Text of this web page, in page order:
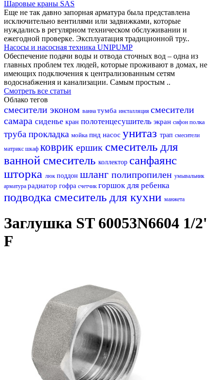
Шаровые краны SAS
Еще не так давно запорная арматура была представлена
исключительно вентилями или задвижками, которые
нуждались в регулярном техническом обслуживании и
ежегодной проверке. Эксплуатация традиционной тру..
Насосы и насосная техника UNIPUMP
Обеспечение подачи воды и отвода сточных вод – одна из
главных проблем тех людей, которые проживают в домах, не
имеющих подключения к централизованным сетям
водоснабжения и канализации. Самым простым ..
Смотреть все статьи
Облако тегов
смесители эконом ванна тумба инсталляция смесители
самара сиденье кран полотенцесушитель экран сифон полка
труба прокладка мойка пнд насос унитаз трап смесители
матрикс шкаф коврик ершик смеситель для
ванной смеситель коллектор санфаянс
шторка люк поддон шланг полипропилен умывальник
арматура радиатор гофра счетчик горшок для ребенка
подводка смеситель для кухни манжета
Заглушка ST 60053N6604 1/2'
F